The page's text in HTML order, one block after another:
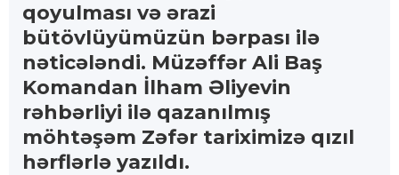
qoyulması və ərazi
bütövlüyümüzün bərpası ilə
nəticələndi. Müzəffər Ali Baş
Komandan İlham Əliyevin
rəhbərliyi ilə qazanılmış
möhtəşəm Zəfər tariximizə qızıl
hərflərlə yazıldı.